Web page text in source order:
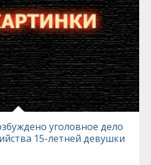
уголовное дело
15-летней девушки